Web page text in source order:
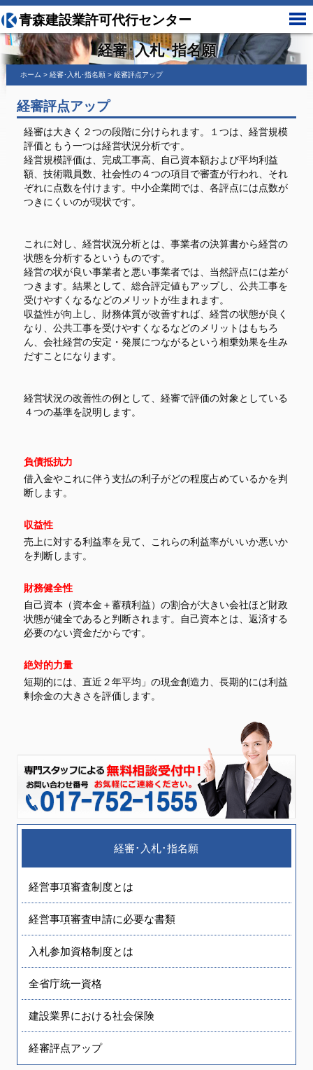
青森建設業許可代行センター
経審･入札･指名願
ホーム > 経審･入札･指名願> 経審評点アップ
経審評点アップ
経審は大きく２つの段階に分けられます。１つは、経営規模
評価ともう一つは経営状況分析です。
経営規模評価は、完成工事高、自己資本額および平均利益
額、技術職員数、社会性の４つの項目で審査が行われ、それ
ぞれに点数を付けます。中小企業間では、各評点には点数が
つきにくいのが現状です。
これに対し、経営状況分析とは、事業者の決算書から経営の
状態を分析するというものです。
経営の状が良い事業者と悪い事業者では、当然評点には差が
つきます。結果として、総合評定値もアップし、公共工事を
受けやすくなるなどのメリットが生まれます。
収益性が向上し、財務体質が改善すれば、経営の状態が良く
なり、公共工事を受けやすくなるなどのメリットはもちろ
ん、会社経営の安定・発展につながるという相乗効果を生み
だすことになります。
経営状況の改善性の例として、経審で評価の対象としている
４つの基準を説明します。
負債抵抗力
借入金やこれに伴う支払の利子がどの程度占めているかを判
断します。
収益性
売上に対する利益率を見て、これらの利益率がいいか悪いか
を判断します。
財務健全性
自己資本（資本金＋蓄積利益）の割合が大きい会社ほど財政
状態が健全であると判断されます。自己資本とは、返済する
必要のない資金だからです。
絶対的力量
短期的には、直近２年平均」の現金創造力、長期的には利益
剰余金の大きさを評価します。
経審･入札･指名願
経営事項審査制度とは
経営事項審査申請に必要な書類
入札参加資格制度とは
全省庁統一資格
建設業界における社会保険
経審評点アップ